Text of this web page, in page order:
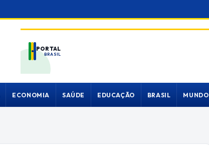
PORTAL
BRASIL
ECONOMIA SAÚDE EDUCAÇÃO BRASIL MUNDO